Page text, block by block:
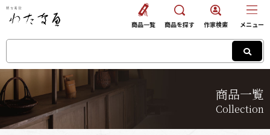
商品一覧
Collection
商品一覧 商品を探す 作家検索 メニュー